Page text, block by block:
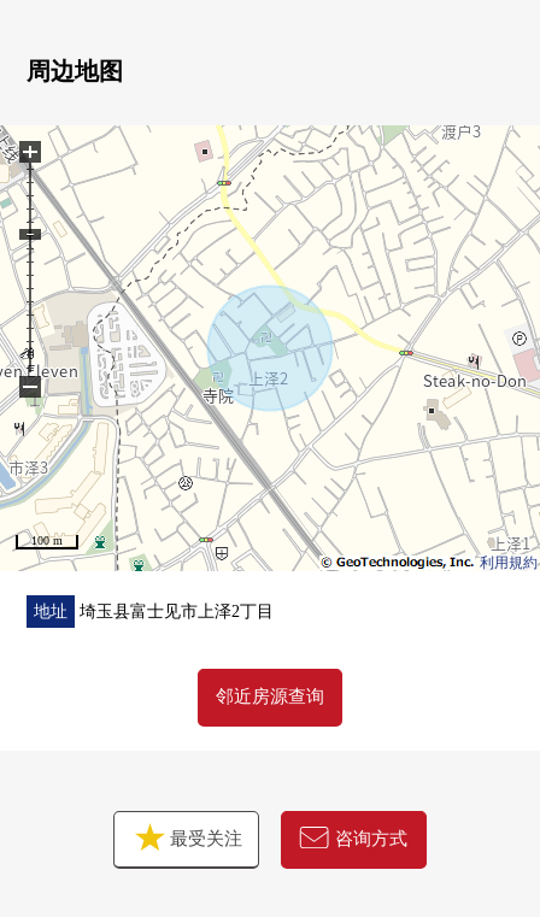
○ 有对约9.2张塌塌米主卧室，便利的步入式衣帽间
○ 城市煤气、本排水
○ 在tonarie富士见野步行范围以内便于购物的位置
■ 设备━━━━━━━━━━━━━━━・・・・・
○ 地板暖气(客餐厅部分)
○ 开放式组合厨房
○ 餐具冲洗烘干机
○ 净水器
○ 浴室换气干燥暖气时机
○ 步入式衣帽间
■ 周边施设━━━━━━━━━━━━━━━・・・・・
○ 鹤濑小学步行13分钟(约1000m)
○ 胜濑中学步行27分钟(约2100m)
○ 上泽诊所步行4分钟(约300m)
○ 上泽公园步行5分钟(约400m)
○ 大井东的台阶邮局步行7分钟(约550m)
○ ECO'S TAIRAYA羽泽商店步行8分钟(约600m)
周边地图
利用規約
100 m
+
−
地址 埼玉县富士见市上泽2丁目
邻近房源查询
最受关注 咨询方式